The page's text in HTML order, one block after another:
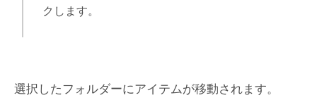
クします。
選択したフォルダーにアイテムが移動されます。